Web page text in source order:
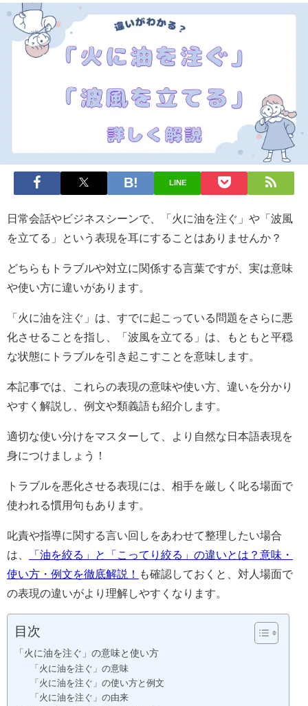
LINE
日常会話やビジネスシーンで、「火に油を注ぐ」や「波風
を立てる」という表現を耳にすることはありませんか？
どちらもトラブルや対立に関係する言葉ですが、実は意味
や使い方に違いがあります。
「火に油を注ぐ」は、すでに起こっている問題をさらに悪
化させることを指し、「波風を立てる」は、もともと平穏
な状態にトラブルを引き起こすことを意味します。
本記事では、これらの表現の意味や使い方、違いを分かり
やすく解説し、例文や類義語も紹介します。
適切な使い分けをマスターして、より自然な日本語表現を
身につけましょう！
トラブルを悪化させる表現には、相手を厳しく叱る場面で
使われる慣用句もあります。
叱責や指導に関する言い回しをあわせて整理したい場合
は、
「油を絞る」と「こってり絞る」の違いとは？意味・
使い方・例文を徹底解説！
も確認しておくと、対人場面で
の表現の違いがより理解しやすくなります。
目次
「火に油を注ぐ」の意味と使い方
「火に油を注ぐ」の意味
「火に油を注ぐ」の使い方と例文
「火に油を注ぐ」の由来